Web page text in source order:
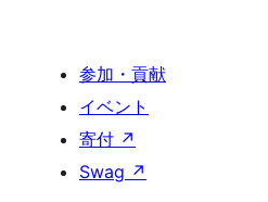
参加・貢献
イベント
寄付 ↗
Swag ↗